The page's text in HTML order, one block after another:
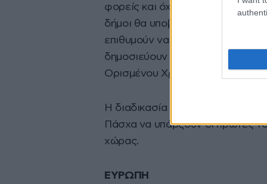
φορείς και όχι μέσω ΑΣΕΠ, για
δήμοι θα υποβάλουν τα αιτήματά
επιθυμούν να καλύψουν μέσω
δημοσιεύουν την προκήρυξή
Ορισμένου Χρόνου (ΣΟΧ), που
Η διαδικασία αναμένεται να
Πάσχα να υπάρξουν οι πρώτες
χώρας.
ΕΥΡΩΠΗ